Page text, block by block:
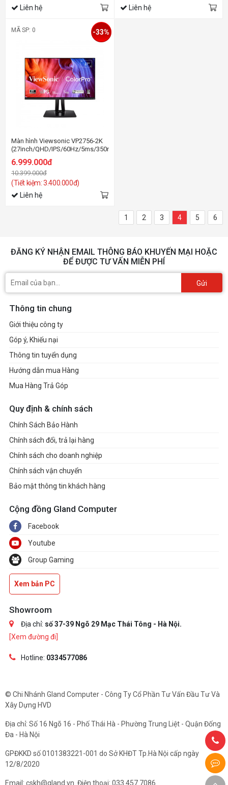
Liên hệ Liên hệ
MÃ SP: 0
Màn hình Viewsonic VP2756-2K
(27inch/QHD/IPS/60Hz/5ms/350nits/HDMI+DP+mDP/Loa)
6.999.000đ
10.399.000đ
(Tiết kiệm: 3.400.000đ)
-33%
Liên hệ
1 2 3 4 5 6
ĐĂNG KÝ NHẬN EMAIL THÔNG BÁO KHUYẾN MẠI HOẶC
ĐỂ ĐƯỢC TƯ VẤN MIỄN PHÍ
Gửi
Thông tin chung
Giới thiệu công ty
Góp ý, Khiếu nại
Thông tin tuyển dụng
Hướng dẫn mua Hàng
Mua Hàng Trả Góp
Quy định & chính sách
Chính Sách Bảo Hành
Chính sách đổi, trả lại hàng
Chính sách cho doanh nghiệp
Chính sách vận chuyển
Bảo mật thông tin khách hàng
Cộng đồng Gland Computer
Facebook
Youtube
Group Gaming
Xem bản PC
Showroom
Địa chỉ: số 37-39 Ngõ 29 Mạc Thái Tông - Hà Nội.
[Xem đường đi]
Hotline: 0334577086
© Chi Nhánh Gland Computer - Công Ty Cổ Phần Tư Vấn Đầu Tư Và
Xây Dựng HVD
Địa chỉ: Số 16 Ngõ 16 - Phố Thái Hà - Phường Trung Liệt - Quận Đống
Đa - Hà Nội
GPĐKKD số 0101383221-001 do Sở KHĐT Tp.Hà Nội cấp ngày
12/8/2020
Email: cskh@gland.vn. Điện thoại: 033.457.7086